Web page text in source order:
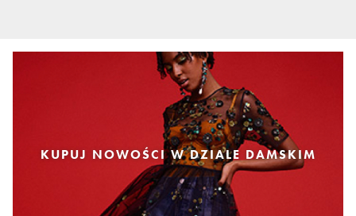
KUPUJ NOWOŚCI W DZIALE DAMSKIM